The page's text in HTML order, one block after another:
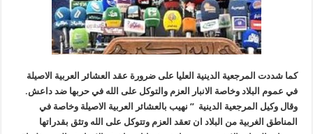
كما شددت المرجعية الدينية العليا على ضرورة عقد العشائر العربية الاصيلة
في عموم البلاد وخاصة الانبار العزم والتوكل على الله في حربها ضد داعش.
وقال وكيل المرجعية الدينية ” نهيب بالعشائر العربية الاصيلة وخاصة في
المناطق الغربية من البلاد ان تعقد العزم وتتوكل على الله وتثق بقدراتها